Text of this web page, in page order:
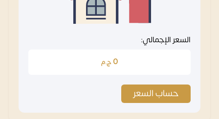
السعر الإجمالي:
0 ج.م
حساب السعر